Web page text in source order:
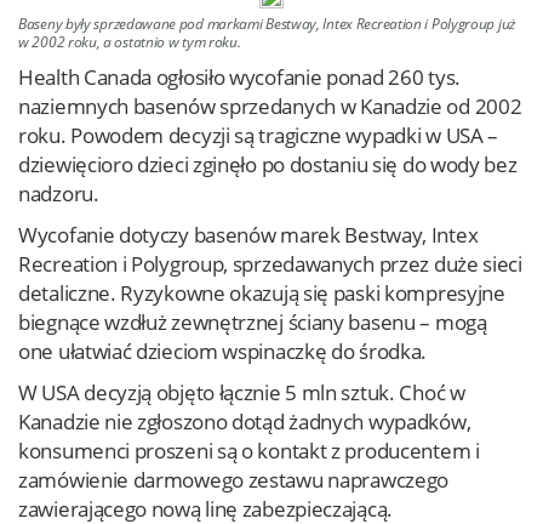
Zaloguj przez Clascal
×
Baseny były sprzedawane pod markami Bestway, Intex Recreation i Polygroup już
w 2002 roku, a ostatnio w tym roku.
Health Canada ogłosiło wycofanie ponad 260 tys.
naziemnych basenów sprzedanych w Kanadzie od 2002
roku. Powodem decyzji są tragiczne wypadki w USA –
dziewięcioro dzieci zginęło po dostaniu się do wody bez
nadzoru.
Wycofanie dotyczy basenów marek Bestway, Intex
Recreation i Polygroup, sprzedawanych przez duże sieci
detaliczne. Ryzykowne okazują się paski kompresyjne
biegnące wzdłuż zewnętrznej ściany basenu – mogą
one ułatwiać dzieciom wspinaczkę do środka.
W USA decyzją objęto łącznie 5 mln sztuk. Choć w
Kanadzie nie zgłoszono dotąd żadnych wypadków,
konsumenci proszeni są o kontakt z producentem i
zamówienie darmowego zestawu naprawczego
zawierającego nową linę zabezpieczającą.